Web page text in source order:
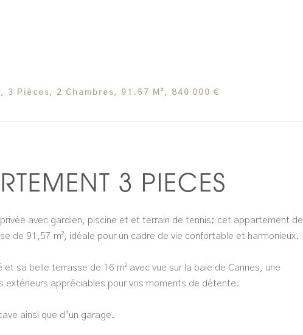
3 Pièces, 2 Chambres, 91.57 M², 840 000 €
3 PIECES
avec gardien, piscine et et terrain de tennis; cet appartement de
de 91,57 m², idéale pour un cadre de vie confortable et harmonieux.
sa belle terrasse de 16 m² avec vue sur la baie de Cannes, une
extérieurs appréciables pour vos moments de détente.
ainsi que d’un garage.